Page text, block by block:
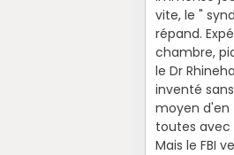
vite, le "
répand.
chambre,
le Dr
inventé
moyen d'en
toutes avec
Mais le FBI